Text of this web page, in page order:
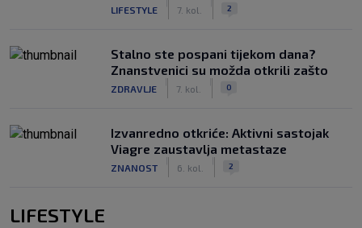
LIFESTYLE 7. kol. 2
Stalno ste pospani tijekom dana?
Znanstvenici su možda otkrili zašto
ZDRAVLJE 7. kol. 0
Izvanredno otkriće: Aktivni sastojak
Viagre zaustavlja metastaze
ZNANOST 6. kol. 2
LIFESTYLE